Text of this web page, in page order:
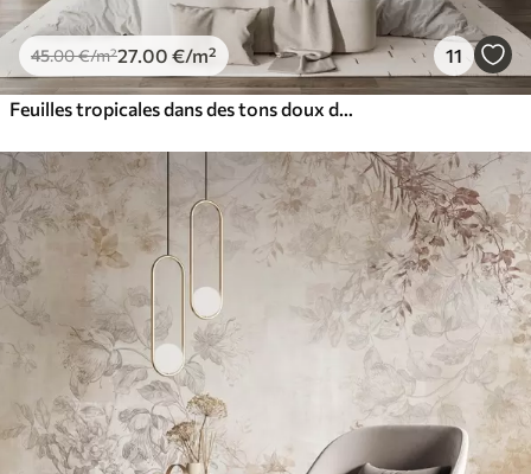
45.00€/m²27 .00 €/m² 11